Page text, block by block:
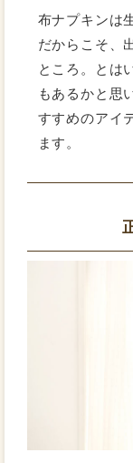
布ナプキンは
だからこそ、
ところ。とは
もあるかと思
すすめのアイ
ます。